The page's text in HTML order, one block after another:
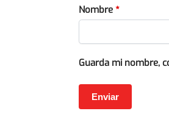
Nombre *
Guarda mi nombre,